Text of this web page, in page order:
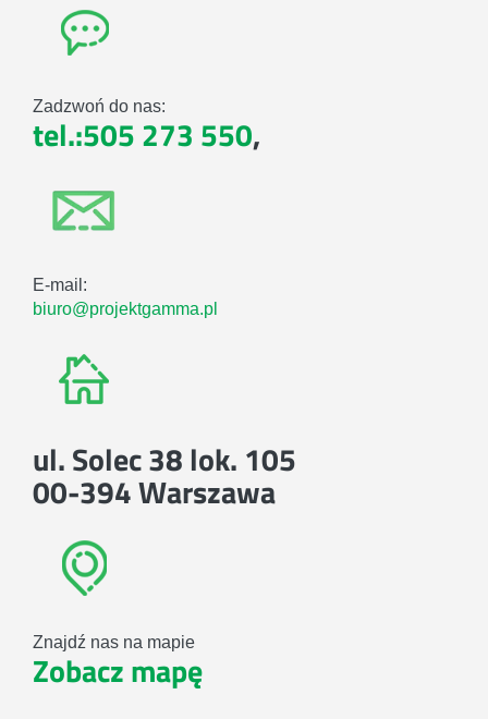
Zadzwoń do nas:
tel.:505 273 550,
E-mail:
biuro@projektgamma.pl
ul. Solec 38 lok. 105
00-394 Warszawa
Znajdź nas na mapie
Zobacz mapę